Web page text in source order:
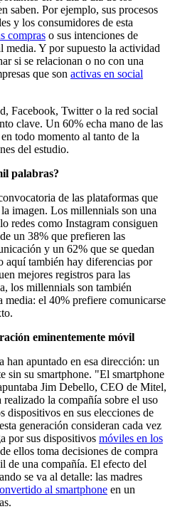
saben. Por ejemplo, sus procesos
y los consumidores de esta
compras o sus intenciones de
media. Y por supuesto la actividad
si se relacionan o no con una
que son activas en social
Facebook, Twitter o la red social
clave. Un 60% echa mano de las
todo momento al tanto de la
del estudio.
palabras?
de las plataformas que
imagen. Los millennials son una
redes como Instagram consiguen
un 38% que prefieren las
y un 62% que se quedan
aquí también hay diferencias por
mejores registros para las
los millennials son también
media: el 40% prefiere comunicarse
eminentemente móvil
han apuntado en esa dirección: un
sin su smartphone. "El smartphone
Jim Debello, CEO de Mitel,
la compañía sobre el uso
dispositivos en sus elecciones de
generación consideran cada vez
por sus dispositivos móviles en los
ellos toma decisiones de compra
de una compañía. El efecto del
se va al detalle: las madres
al smartphone en un